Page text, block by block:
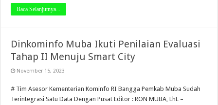
Baca Selanjutnya...
Dinkominfo Muba Ikuti Penilaian Evaluasi
Tahap II Menuju Smart City
November 15, 2023
# Tim Asesor Kementerian Kominfo RI Bangga Pemkab Muba Sudah
Terintegrasi Satu Data Dengan Pusat Editor : RON MUBA, LhL –